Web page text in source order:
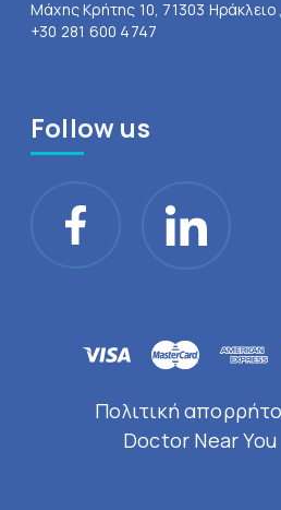
Μάχης Κρήτης 10, 71303
+30 281 600 4747
Follow us
Πολιτική
Doctor Near You